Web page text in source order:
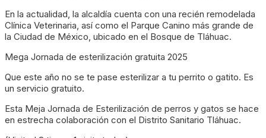
En la actualidad, la alcaldía cuenta con una recién remodelada
Clínica Veterinaria, así como el Parque Canino más grande de
la Ciudad de México, ubicado en el Bosque de Tláhuac.
Mega Jornada de esterilización gratuita 2025
Que este año no se te pase esterilizar a tu perrito o gatito. Es
un servicio gratuito.
Esta Meja Jornada de Esterilización de perros y gatos se hace
en estrecha colaboración con el Distrito Sanitario Tláhuac.